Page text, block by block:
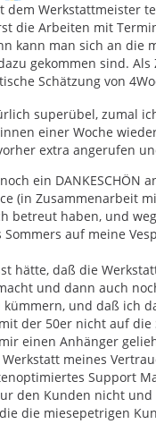
dem Werkstattmeister
die Arbeiten mit
kann man sich an die
gekommen sind. Als
Schätzung von
superübel, zumal
einer Woche
extra angerufen
ein DANKESCHÖN
(in Zusammenarbeit
betreut haben, und
auf meine
hätte, daß die
und dann auch
und daß ich
der 50er nicht auf die
einen Anhänger
meines
Support
den Kunden nicht
die miesepetrigen